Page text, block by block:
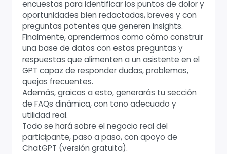
encuestas para identificar los puntos de dolor y
oportunidades bien redactadas, breves y con
preguntas potentes que generen insights.
Finalmente, aprendermos como cómo construir
una base de datos con estas preguntas y
respuestas que alimenten a un asistente en el
GPT capaz de responder dudas, problemas,
quejas frecuentes.
Además, graicas a esto, generarás tu sección
de FAQs dinámica, con tono adecuado y
utilidad real.
Todo se hará sobre el negocio real del
participante, paso a paso, con apoyo de
ChatGPT (versión gratuita).